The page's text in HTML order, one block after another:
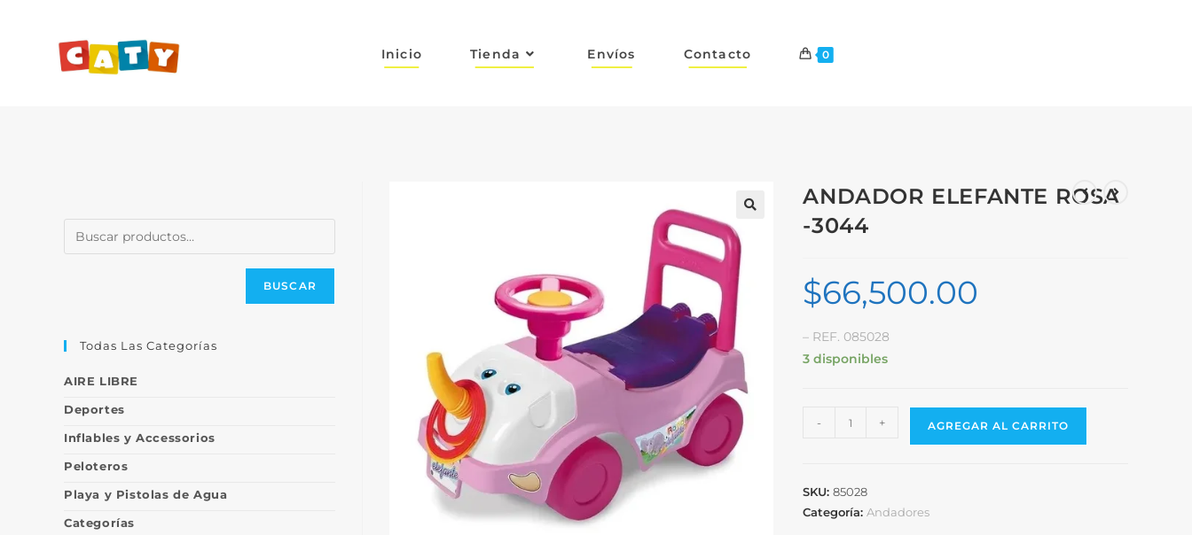
Inicio Tienda Envíos Contacto 0
ANDADOR ELEFANTE ROSA
-3044
$66,500.00
– REF. 085028
3 disponibles
- + AGREGAR AL CARRITO
SKU:85028
Categoría: Andadores
BUSCAR
Todas Las Categorías
AIRE LIBRE
Deportes
Inflables y Accessorios
Peloteros
Playa y Pistolas de Agua
Categorías